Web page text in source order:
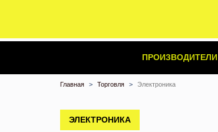
ПРОИЗВОДИТЕЛИ
Главная Торговля Электроника
ЭЛЕКТРОНИКА